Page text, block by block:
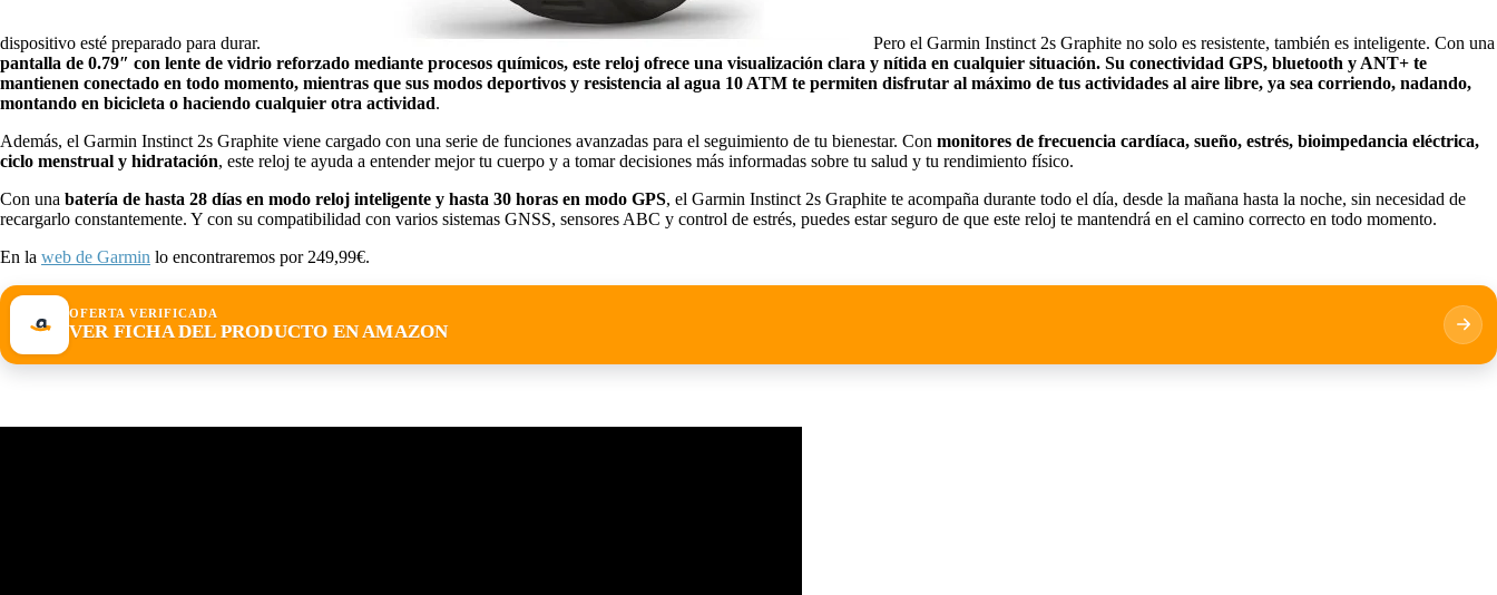
dispositivo esté preparado para durar.
Pero el Garmin Instinct 2s Graphite no solo es resistente, también es inteligente. Con una
pantalla de 0.79″ con lente de vidrio reforzado mediante procesos químicos, este reloj ofrece una visualización clara y nítida en cualquier situación. Su conectividad GPS, bluetooth y ANT+ te
mantienen conectado en todo momento, mientras que sus modos deportivos y resistencia al agua 10 ATM te permiten disfrutar al máximo de tus actividades al aire libre, ya sea corriendo, nadando,
montando en bicicleta o haciendo cualquier otra actividad.
Además, el Garmin Instinct 2s Graphite viene cargado con una serie de funciones avanzadas para el seguimiento de tu bienestar. Con monitores de frecuencia cardíaca, sueño, estrés, bioimpedancia eléctrica,
ciclo menstrual y hidratación, este reloj te ayuda a entender mejor tu cuerpo y a tomar decisiones más informadas sobre tu salud y tu rendimiento físico.
Con una batería de hasta 28 días en modo reloj inteligente y hasta 30 horas en modo GPS, el Garmin Instinct 2s Graphite te acompaña durante todo el día, desde la mañana hasta la noche, sin necesidad de
recargarlo constantemente. Y con su compatibilidad con varios sistemas GNSS, sensores ABC y control de estrés, puedes estar seguro de que este reloj te mantendrá en el camino correcto en todo momento.
En la web de Garmin lo encontraremos por 249,99€.
OFERTA VERIFICADA
VER FICHA DEL PRODUCTO EN AMAZON